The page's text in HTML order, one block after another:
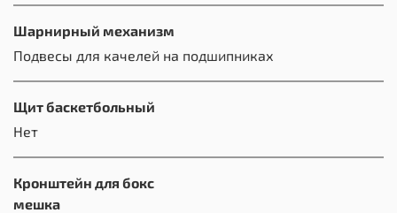
Шарнирный механизм
Подвесы для качелей на подшипниках
Щит баскетбольный
Нет
Кронштейн для бокс
мешка